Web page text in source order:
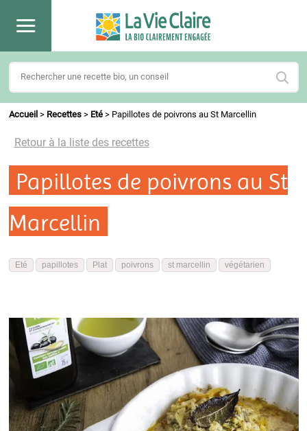
Accueil > Recettes> Eté> Papillotes de poivrons au St Marcellin
Retour à la liste des recettes
Papillotes de poivrons au St
Marcellin
Eté papillotes Plat poivrons st marcellin végétarien